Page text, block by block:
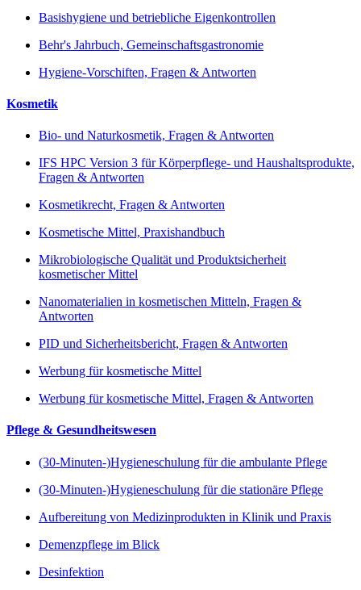
Basishygiene und betriebliche Eigenkontrollen
Behr's Jahrbuch, Gemeinschaftsgastronomie
Hygiene-Vorschiften, Fragen & Antworten
Kosmetik
Bio- und Naturkosmetik, Fragen & Antworten
IFS HPC Version 3 für Körperpflege- und Haushaltsprodukte,
Fragen & Antworten
Kosmetikrecht, Fragen & Antworten
Kosmetische Mittel, Praxishandbuch
Mikrobiologische Qualität und Produktsicherheit
kosmetischer Mittel
Nanomaterialien in kosmetischen Mitteln, Fragen &
Antworten
PID und Sicherheitsbericht, Fragen & Antworten
Werbung für kosmetische Mittel
Werbung für kosmetische Mittel, Fragen & Antworten
Pflege & Gesundheitswesen
(30-Minuten-)Hygieneschulung für die ambulante Pflege
(30-Minuten-)Hygieneschulung für die stationäre Pflege
Aufbereitung von Medizinprodukten in Klinik und Praxis
Demenzpflege im Blick
Desinfektion